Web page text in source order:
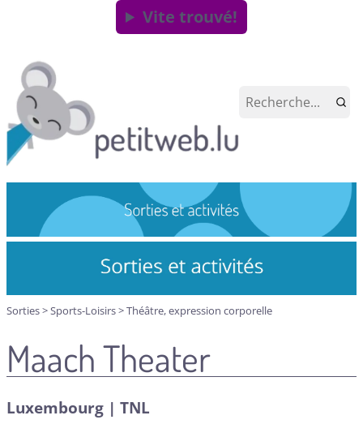
Vite trouvé!
Sorties>Sports-Loisirs>Théâtre, expression corporelle
Maach Theater
Luxembourg | TNL